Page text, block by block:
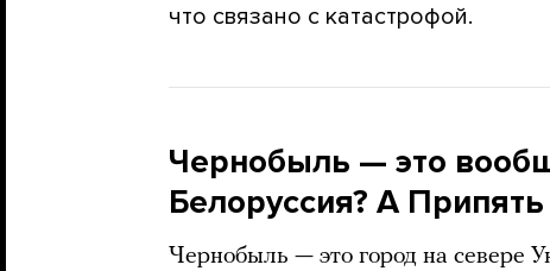
что связано с катастрофой.
Чернобыль — это
Белоруссия? А
Чернобыль — это город на севере